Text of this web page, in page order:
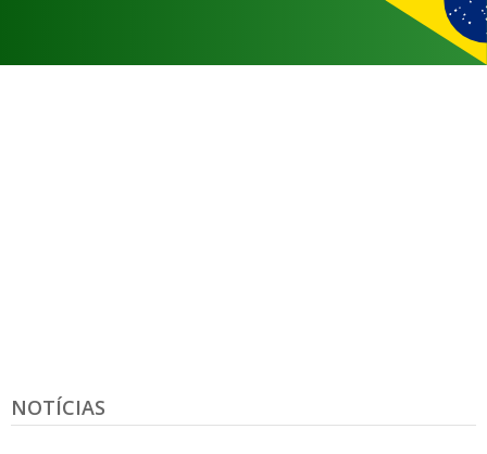
NOTÍCIAS